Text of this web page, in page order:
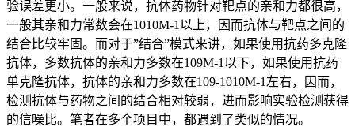
验误差更小。一般来说，抗体药物针对靶点的亲和力都很高，
一般其亲和力常数会在1010M-1以上，因而抗体与靶点之间的
结合比较牢固。而对于”结合”模式来讲，如果使用抗药多克隆
抗体，多数抗体的亲和力多数在109M-1以下，如果使用抗药
单克隆抗体，抗体的亲和力多数在109-1010M-1左右，因而，
检测抗体与药物之间的结合相对较弱，进而影响实验检测获得
的信噪比。笔者在多个项目中，都遇到了类似的情况。